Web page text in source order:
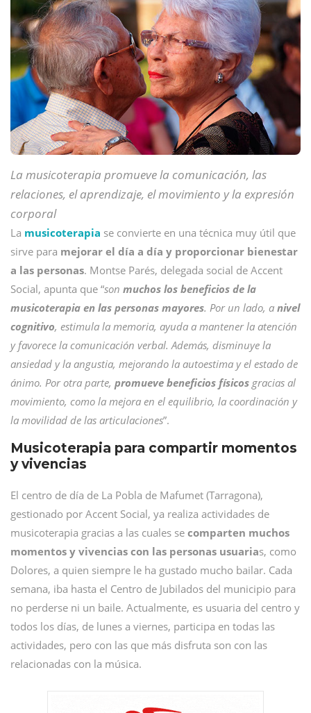
La musicoterapia promueve la comunicación, las
relaciones, el aprendizaje, el movimiento y la expresión
corporal
La musicoterapia se convierte en una técnica muy útil que
sirve para mejorar el día a día y proporcionar bienestar
a las personas. Montse Parés, delegada social de Accent
Social, apunta que “son muchos los beneficios de la
musicoterapia en las personas mayores. Por un lado, a nivel
cognitivo, estimula la memoria, ayuda a mantener la atención
y favorece la comunicación verbal. Además, disminuye la
ansiedad y la angustia, mejorando la autoestima y el estado de
ánimo. Por otra parte, promueve beneficios físicos gracias al
movimiento, como la mejora en el equilibrio, la coordinación y
la movilidad de las articulaciones”.
Musicoterapia para compartir momentos
y vivencias
El centro de día de La Pobla de Mafumet (Tarragona),
gestionado por Accent Social, ya realiza actividades de
musicoterapia gracias a las cuales se comparten muchos
momentos y vivencias con las personas usuarias, como
Dolores, a quien siempre le ha gustado mucho bailar. Cada
semana, iba hasta el Centro de Jubilados del municipio para
no perderse ni un baile. Actualmente, es usuaria del centro y
todos los días, de lunes a viernes, participa en todas las
actividades, pero con las que más disfruta son con las
relacionadas con la música.